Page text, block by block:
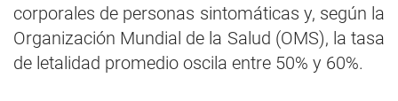
corporales de personas sintomáticas y, según la
Organización Mundial de la Salud (OMS), la tasa
de letalidad promedio oscila entre 50% y 60%.